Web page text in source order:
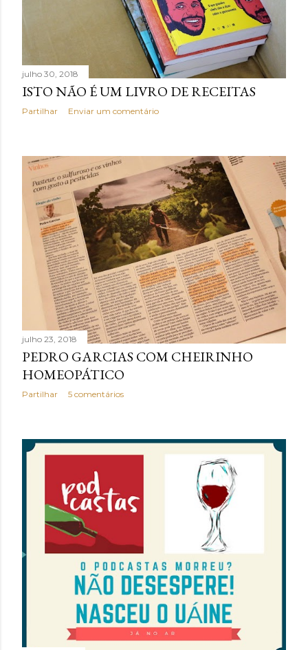
e
s
julho 30, 2018
ISTO NÃO É UM LIVRO DE RECEITAS
Partilhar Enviar um comentário
julho 23, 2018
PEDRO GARCIAS COM CHEIRINHO
HOMEOPÁTICO
Partilhar 5 comentários